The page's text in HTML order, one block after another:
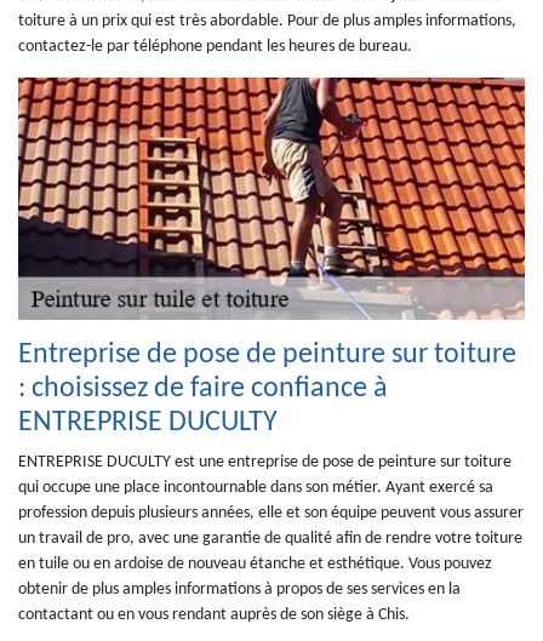
toiture à un prix qui est très abordable. Pour de plus amples informations,
contactez-le par téléphone pendant les heures de bureau.
Entreprise de pose de peinture sur toiture
: choisissez de faire confiance à
ENTREPRISE DUCULTY
ENTREPRISE DUCULTY est une entreprise de pose de peinture sur toiture
qui occupe une place incontournable dans son métier. Ayant exercé sa
profession depuis plusieurs années, elle et son équipe peuvent vous assurer
un travail de pro, avec une garantie de qualité afin de rendre votre toiture
en tuile ou en ardoise de nouveau étanche et esthétique. Vous pouvez
obtenir de plus amples informations à propos de ses services en la
contactant ou en vous rendant auprès de son siège à Chis.